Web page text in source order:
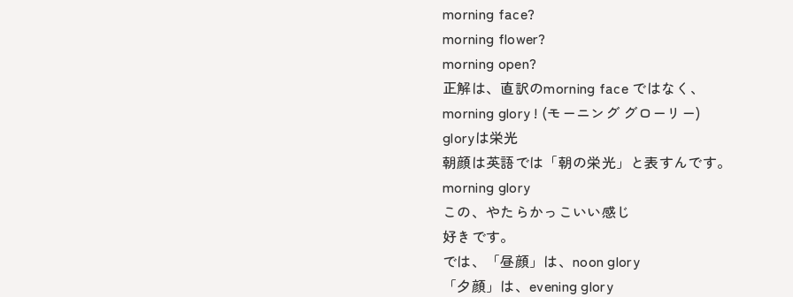
morning face?
morning flower?
morning open?
正解は、直訳のmorning face ではなく、
morning glory ! (モーニング グローリー)
gloryは栄光
朝顔は英語では「朝の栄光」と表すんです。
morning glory
この、やたらかっこいい感じ
好きです。
では、「昼顔」は、noon glory
「夕顔」は、evening glory